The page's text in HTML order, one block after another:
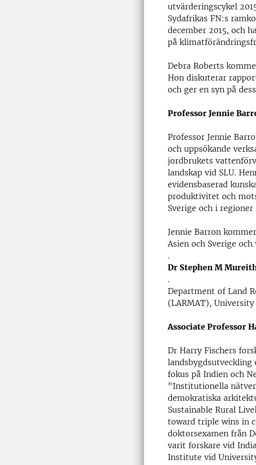
utvärderingscykel
Sydafrikas FN:s
december 2015, och
på
Debra Roberts
Hon diskuterar
och ger en syn på
Professor Jennie
Professor Jennie
och uppsökande
jordbrukets
landskap vid SLU.
evidensbaserad
produktivitet och
Sverige och i
Jennie Barron
Asien och Sverige
.
Dr Stephen M
.
Department of Land
(LARMAT),
Associate Professor
Dr Harry Fischers
fokus på Indien och
"Institutionella
demokratiska
Sustainable Rural
toward triple wins in
doktorsexamen från
varit forskare vid
Institute vid